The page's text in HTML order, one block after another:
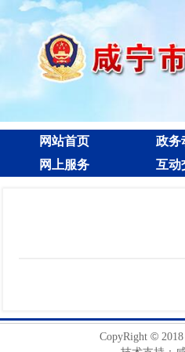
网站首页 政务
网上服务
互动
CopyRight ©2018